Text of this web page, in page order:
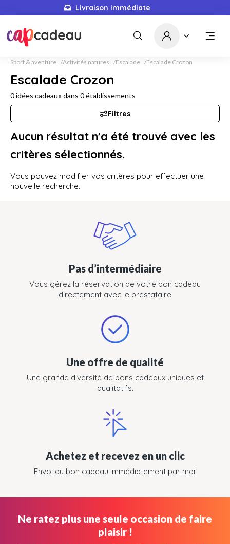
Livraison immédiate
Sport & aventure Activités natures Escalade Escalade Crozon
Escalade Crozon
0idées cadeaux dans 0établissements
Filtres
Aucun résultat n'a été trouvé avec les
critères sélectionnés.
Vous pouvez modifier vos critères pour effectuer une
nouvelle recherche.
Pas d’intermédiaire
Vous gérez la réservation de votre bon cadeau
directement avec le prestataire
Une offre de qualité
Une grande diversité de bons cadeaux uniques et
qualitatifs.
Achetez et recevez en un clic
Envoi du bon cadeau immédiatement par mail
Ne ratez plus une seule occasion de faire
plaisir !